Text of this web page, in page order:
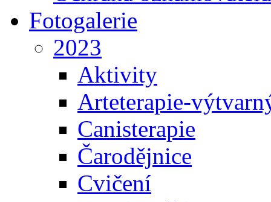
Fotogalerie
2023
Aktivity
Arteterapie-
Canisterapie
Čarodějnice
Cvičení